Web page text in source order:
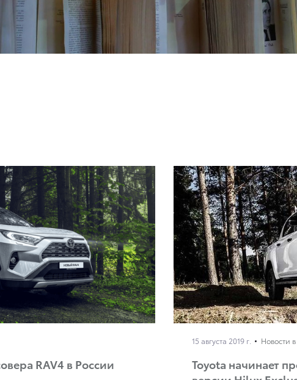
RAV4 в России
15 августа 2019 г. Новости
Toyota начинает